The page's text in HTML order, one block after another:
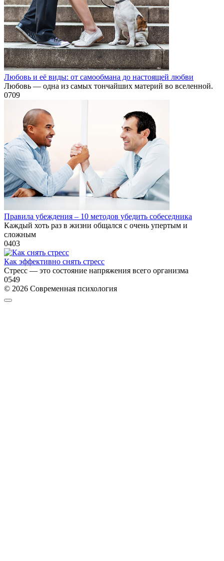
Любовь и её виды: от самообмана до настоящей любви
Любовь — одна из самых тончайших материй во вселенной.
0709
Правила убеждения – 10 методов убедить собеседника
Каждый хоть раз в жизни общался с очень упертым и
сложным
0403
Как эффективно снять стресс
Стресс — это состояние напряжения всего организма
0549
© 2026 Современная психология